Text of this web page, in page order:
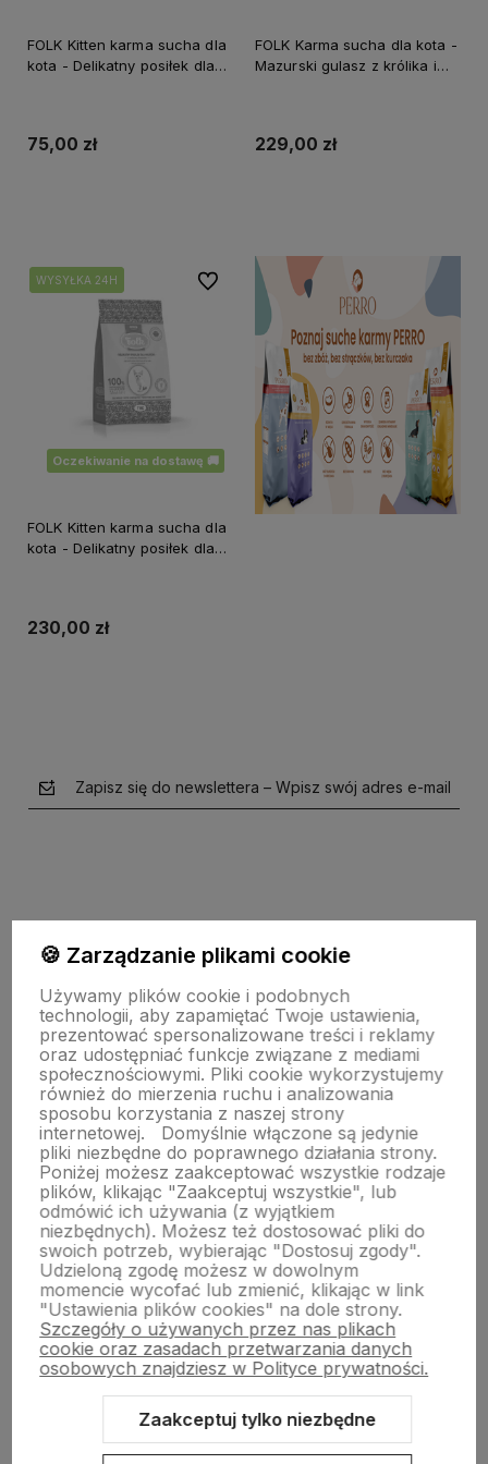
FOLK Kitten karma sucha dla
kota - Delikatny posiłek dla
75,00 zł
FOLK Karma sucha dla kota -
Mazurski gulasz z królika i
229,00 zł
Oczekiwanie na dostawę 🚚
WYSYŁKA 24H
WYSYŁKA 24H
FOLK Kitten karma sucha dla
kota - Delikatny posiłek dla
230,00 zł
Do ulubionych
Zapisz się do newslettera – Wpisz swój adres e-mail
polityce prywatności
O nas
Obsługa klienta
Pomoc
Moje konto
Sklep internetowy Shoper.pl Szablon Shoper Modern 3.0™
🍪 Zarządzanie plikami cookie
Używamy plików cookie i podobnych
technologii, aby zapamiętać Twoje ustawienia,
prezentować spersonalizowane treści i reklamy
oraz udostępniać funkcje związane z mediami
społecznościowymi. Pliki cookie wykorzystujemy
również do mierzenia ruchu i analizowania
sposobu korzystania z naszej strony
internetowej.
Domyślnie włączone są jedynie
pliki niezbędne do poprawnego działania strony.
Poniżej możesz zaakceptować wszystkie rodzaje
plików, klikając "Zaakceptuj wszystkie", lub
odmówić ich używania (z wyjątkiem
niezbędnych). Możesz też dostosować pliki do
swoich potrzeb, wybierając "Dostosuj zgody".
Udzieloną zgodę możesz w dowolnym
momencie wycofać lub zmienić, klikając w link
"Ustawienia plików cookies" na dole strony.
Szczegóły o używanych przez nas plikach
cookie oraz zasadach przetwarzania danych
osobowych znajdziesz w Polityce prywatności.
Zaakceptuj tylko niezbędne